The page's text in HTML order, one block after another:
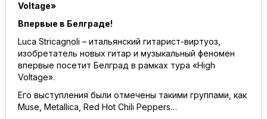
Voltage»
Впервые в Белграде!
Luca Stricagnoli – итальянский гитарист-виртуоз,
изобретатель новых гитар и музыкальный феномен
впервые посетит Белград в рамках тура «High
Voltage».
Его выступления были отмечены такими группами, как
Muse, Metallica, Red Hot Chili Peppers…